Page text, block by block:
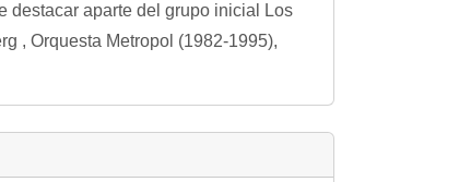
destacar aparte del grupo inicial Los
, Orquesta Metropol (1982-1995),